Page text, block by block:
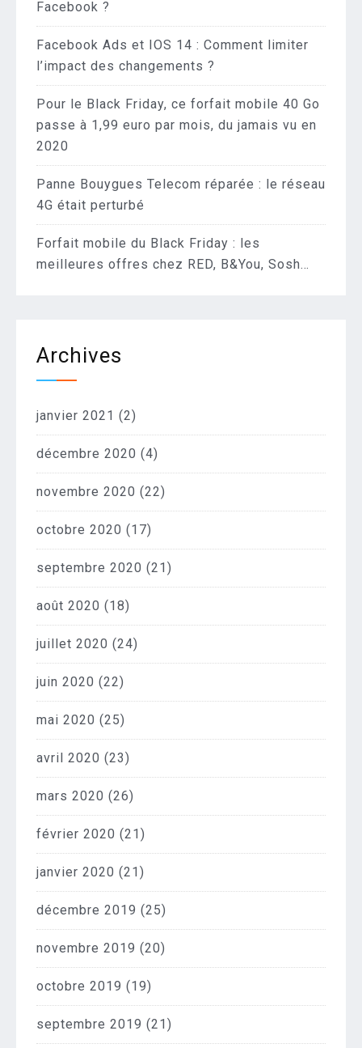
Facebook ?
Facebook Ads et IOS 14 : Comment limiter
l’impact des changements ?
Pour le Black Friday, ce forfait mobile 40 Go
passe à 1,99 euro par mois, du jamais vu en
2020
Panne Bouygues Telecom réparée : le réseau
4G était perturbé
Forfait mobile du Black Friday : les
meilleures offres chez RED, B&You, Sosh…
Archives
janvier 2021 (2)
décembre 2020 (4)
novembre 2020 (22)
octobre 2020 (17)
septembre 2020 (21)
août 2020 (18)
juillet 2020 (24)
juin 2020 (22)
mai 2020 (25)
avril 2020 (23)
mars 2020 (26)
février 2020 (21)
janvier 2020 (21)
décembre 2019 (25)
novembre 2019 (20)
octobre 2019 (19)
septembre 2019 (21)